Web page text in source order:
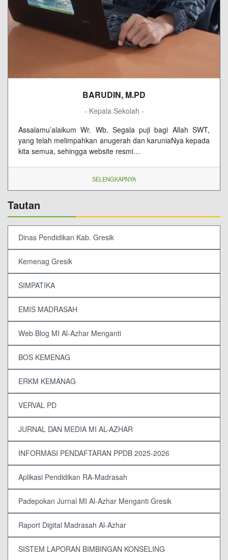
BARUDIN, M.PD
- Kepala Sekolah -
Assalamu’alaikum Wr. Wb. Segala puji bagi Allah SWT,
yang telah melimpahkan anugerah dan karuniaNya kepada
kita semua, sehingga website resmi…
SELENGKAPNYA
Tautan
Dinas Pendidikan Kab. Gresik
Kemenag Gresik
SIMPATIKA
EMIS MADRASAH
Web Blog MI Al-Azhar Menganti
BOS KEMENAG
ERKM KEMANAG
VERVAL PD
JURNAL DAN MEDIA MI AL-AZHAR
INFORMASI PENDAFTARAN PPDB 2025-2026
Aplikasi Pendidikan RA-Madrasah
Padepokan Jurnal MI Al-Azhar Menganti Gresik
Raport Digital Madrasah Al-Azhar
SISTEM LAPORAN BIMBINGAN KONSELING